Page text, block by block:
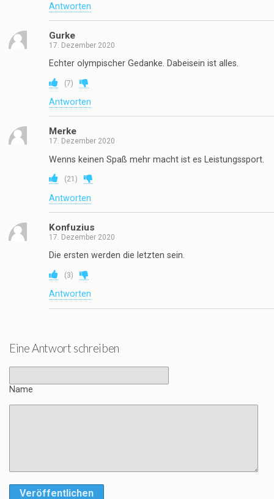
Antworten
Gurke
17. Dezember 2020
Echter olympischer Gedanke. Dabeisein ist alles.
(7)
Antworten
Merke
17. Dezember 2020
Wenns keinen Spaß mehr macht ist es Leistungssport.
(21 )
Antworten
Konfuzius
17. Dezember 2020
Die ersten werden die letzten sein.
(3)
Antworten
Eine Antwort schreiben
Name
Veröffentlichen